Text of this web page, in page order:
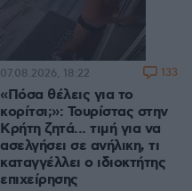
«Πόσα θέλεις για το
κορίτσι;»: Τουρίστας στην
Κρήτη ζητά... τιμή για να
ασελγήσει σε ανήλικη, τι
καταγγέλλει ο ιδιοκτήτης
επιχείρησης
07.08.2026, 18:22 133